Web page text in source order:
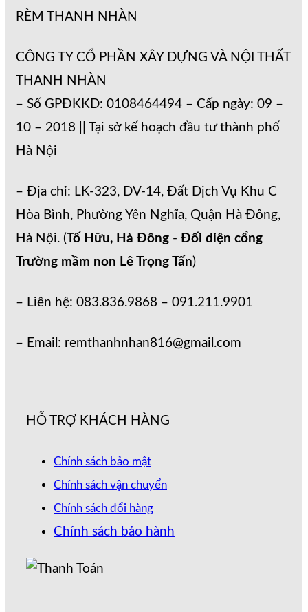
RÈM THANH NHÀN
CÔNG TY CỔ PHẦN XÂY DỰNG VÀ NỘI THẤT
THANH NHÀN
– Số GPĐKKD: 0108464494 – Cấp ngày: 09 –
10 – 2018 || Tại sở kế hoạch đầu tư thành phố
Hà Nội
– Địa chỉ: LK-323, DV-14, Đất Dịch Vụ Khu C
Hòa Bình, Phường Yên Nghĩa, Quận Hà Đông,
Hà Nội. ( Tố Hữu, Hà Đông - Đối diện cổng
Trường mầm non Lê Trọng Tấn)
– Liên hệ: 083.836.9868 – 091.211.9901
– Email: remthanhnhan816@gmail.com
HỖ TRỢ KHÁCH HÀNG
Chính sách bảo mật
Chính sách vận chuyển
Chính sách đổi hàng
Chính sách bảo hành